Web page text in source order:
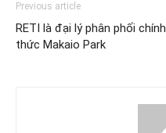
Previous article
RETI là đại lý phân phối chính
thức Makaio Park